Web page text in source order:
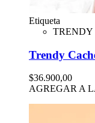
Etiqueta
TRENDY
Trendy
$36.900,00
AGREGAR A